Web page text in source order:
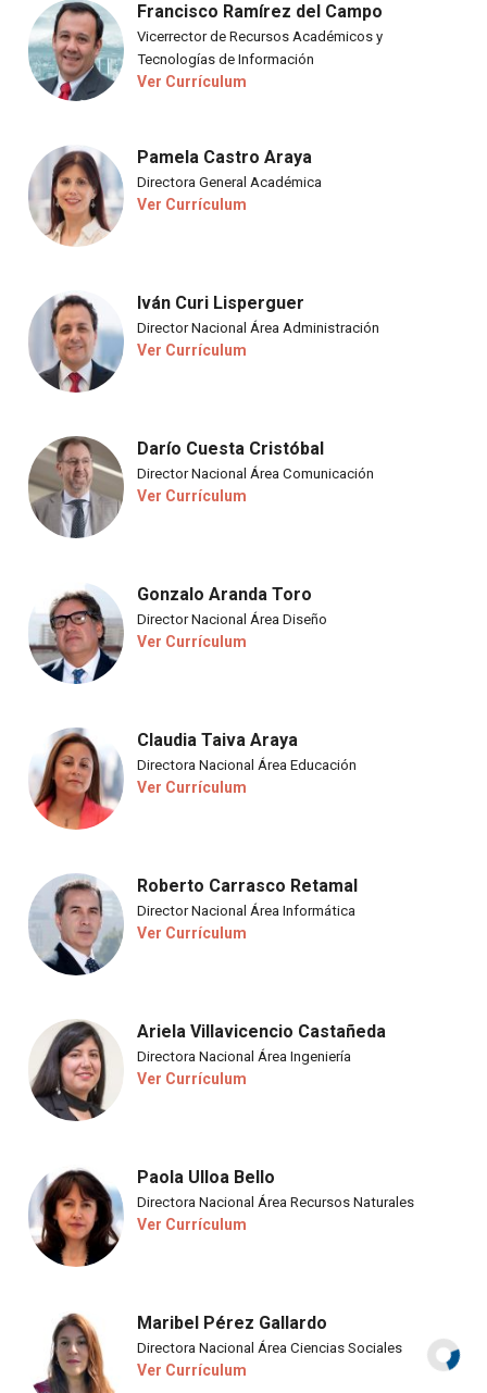
Francisco Ramírez del Campo
Vicerrector de Recursos Académicos y
Tecnologías de Información
Ver Currículum
Pamela Castro Araya
Directora General Académica
Ver Currículum
Iván Curi Lisperguer
Director Nacional Área Administración
Ver Currículum
Darío Cuesta Cristóbal
Director Nacional Área Comunicación
Ver Currículum
Gonzalo Aranda Toro
Director Nacional Área Diseño
Ver Currículum
Claudia Taiva Araya
Directora Nacional Área Educación
Ver Currículum
Roberto Carrasco Retamal
Director Nacional Área Informática
Ver Currículum
Ariela Villavicencio Castañeda
Directora Nacional Área Ingeniería
Ver Currículum
Paola Ulloa Bello
Directora Nacional Área Recursos Naturales
Ver Currículum
Maribel Pérez Gallardo
Directora Nacional Área Ciencias Sociales
Ver Currículum